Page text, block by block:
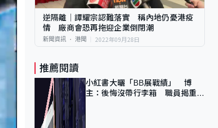
逆隔離｜譚耀宗認難落實 稱內地仍憂港疫
情 廠商會恐再拖迎企業倒閉潮
新聞資訊 港聞 2022年09月28日
推薦閱讀
小紅書大曬「BB展戰績」 博
主：後悔沒帶行李箱 職員揭重複